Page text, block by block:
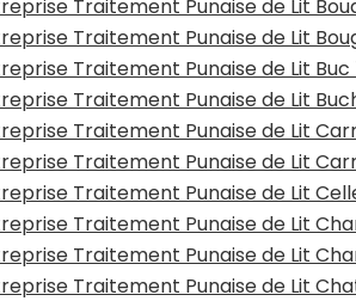
Traitement Punaise de Lit
Traitement Punaise de Lit
Traitement Punaise de Lit Buc
Traitement Punaise de Lit
Traitement Punaise de Lit
Traitement Punaise de Lit
Traitement Punaise de Lit
Traitement Punaise de Lit
Traitement Punaise de Lit
Traitement Punaise de Lit